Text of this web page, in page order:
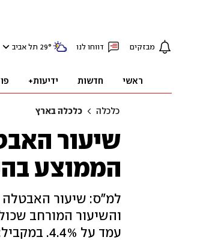
מבזקים דווחו לנו 29° תל אביב
ראשי חדשות ידיעות+
כלכלה כלכלה בארץ
שיעור
הממוצע בהייטק - 30
והשיעור המורחב